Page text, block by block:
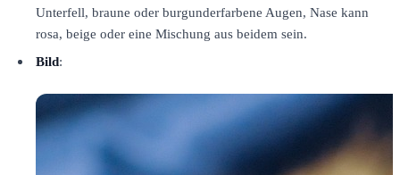
Unterfell, braune oder burgunderfarbene Augen, Nase kann
rosa, beige oder eine Mischung aus beidem sein.
Bild: